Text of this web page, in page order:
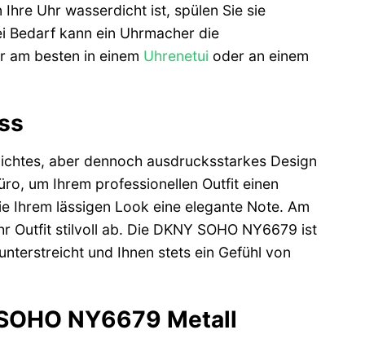
Uhr wasserdicht ist, spülen Sie sie
Bedarf kann ein Uhrmacher die
am besten in einem Uhrenetui oder an einem
aber dennoch ausdrucksstarkes Design
um Ihrem professionellen Outfit einen
Ihrem lässigen Look eine elegante Note. Am
stilvoll ab. Die DKNY SOHO NY6679 ist
und Ihnen stets ein Gefühl von
NY6679 Metall